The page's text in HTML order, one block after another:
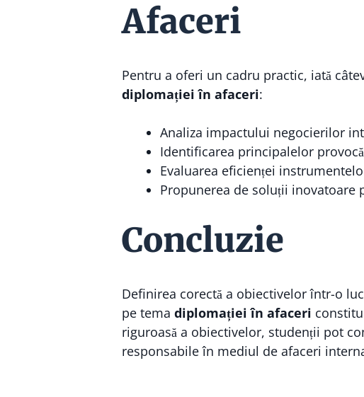
Afaceri
Pentru a oferi un cadru practic, iată
diplomației în afaceri:
Analiza impactului negocierilor
Identificarea principalelor
Evaluarea eficienței
Propunerea de soluții
Concluzie
Definirea corectă a obiectivelor într-o
pe tema diplomației în afaceri
riguroasă a obiectivelor, studenții pot
responsabile în mediul de afaceri